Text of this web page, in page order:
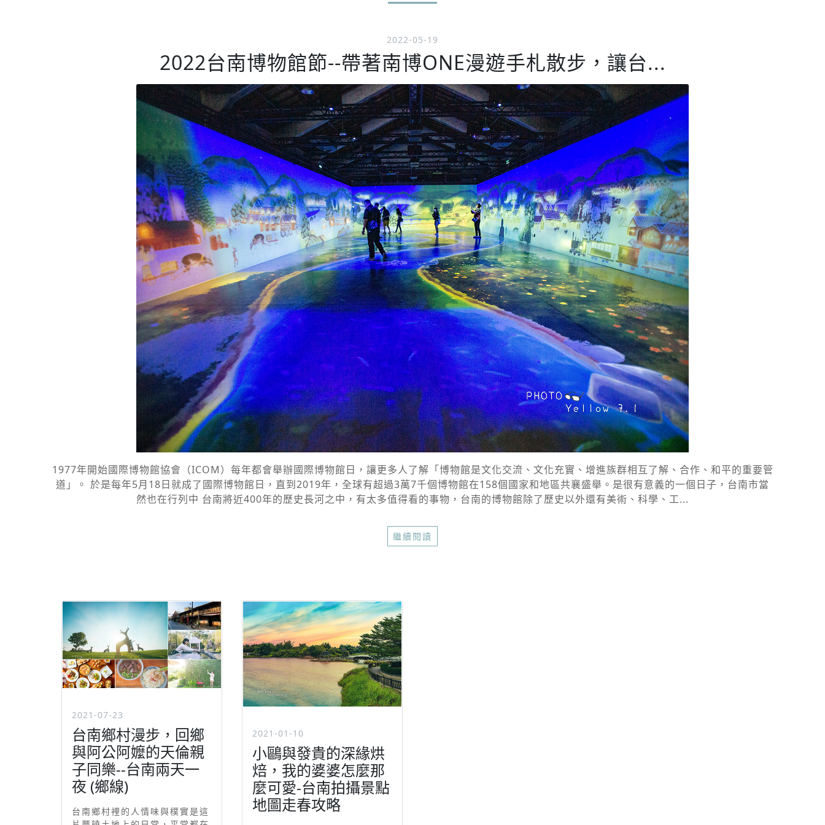
2022-05-19
2022台南博物館節--帶著南博ONE漫遊手札散步，讓台...
1977年開始國際博物館協會（ICOM）每年都會舉辦國際博物館日，讓更多人了解「博物館是文化交流、文化充實、增進族群相互了解、合作、和平的重要管
道」。 於是每年5月18日就成了國際博物館日，直到2019年，全球有超過3萬7千個博物館在158個國家和地區共襄盛舉。是很有意義的一個日子，台南市當
然也在行列中 台南將近400年的歷史長河之中，有太多值得看的事物，台南的博物館除了歷史以外還有美術、科學、工...
繼續閱讀
2021-07-23
台南鄉村漫步，回鄉
與阿公阿嬤的天倫親
子同樂--台南兩天一
夜 (鄉線)
台南鄉村裡的人情味與樸實是這
2021-01-10
小鷗與發貴的深緣烘
焙，我的婆婆怎麼那
麼可愛-台南拍攝景點
地圖走春攻略